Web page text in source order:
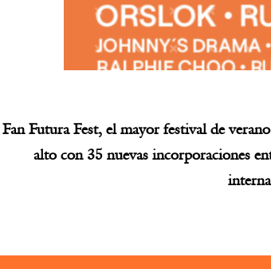
Fan Futura Fest, el mayor festival de
alto con 35 nuevas incorporaciones